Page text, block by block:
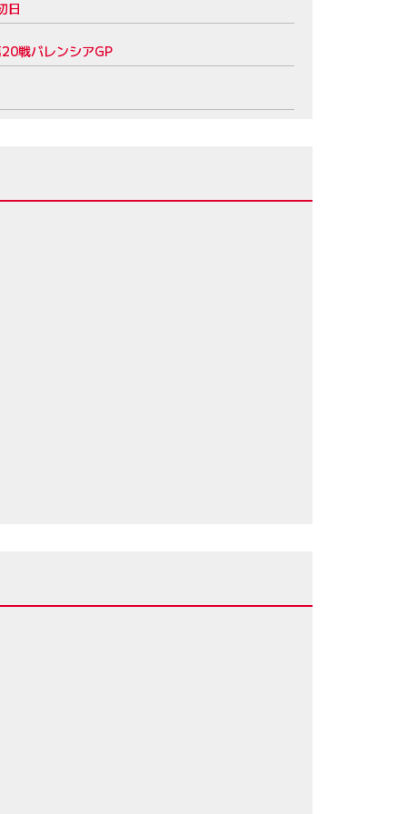
日
戦バレンシアGP